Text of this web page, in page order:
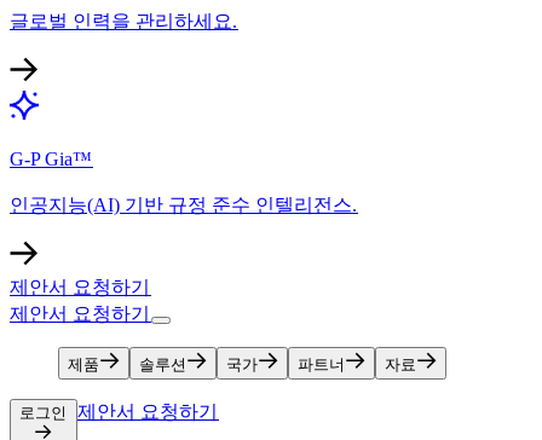
글로벌 인력을 관리하세요.​​
G-P Gia™​​
인공지능(AI) 기반 규정 준수 인텔리전스.​​
제안서 요청하기​​
제안서 요청하기​​
제품​​ 솔루션​​ 국가​​ 파트너​​ 자료​​
로그인​​ 제안서 요청하기​​